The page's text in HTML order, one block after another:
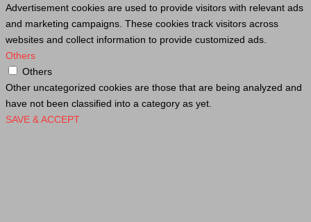
Advertisement cookies are used to provide visitors with relevant ads
and marketing campaigns. These cookies track visitors across
websites and collect information to provide customized ads.
Others
Others
Other uncategorized cookies are those that are being analyzed and
have not been classified into a category as yet.
SAVE & ACCEPT